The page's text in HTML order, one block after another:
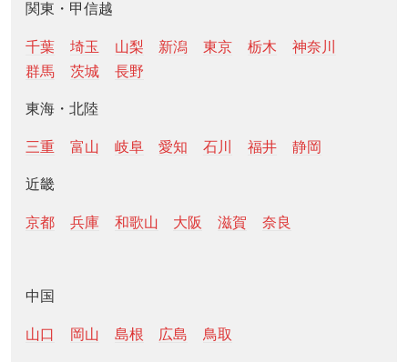
関東・甲信越
千葉 埼玉 山梨 新潟 東京 栃木
神奈川
群馬
茨城 長野
東海・北陸
三重 富山 岐阜 愛知 石川 福井 静岡
近畿
京都 兵庫 和歌山 大阪 滋賀 奈良
中国
山口 岡山 島根 広島 鳥取